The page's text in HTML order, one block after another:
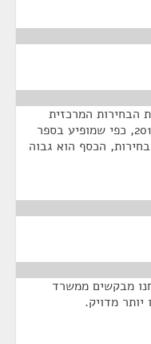
הבחירות המרכזית
לכנסת ה-19 לשנות הכספים 2011 ו-2012, כפי שמופיע בספר
הכסף הוא גבוה
מבקשים ממשרד
מדויק.